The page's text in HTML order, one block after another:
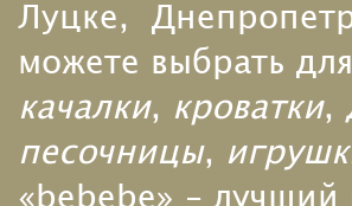
Луцке,
можете выбрать
качалки, кроватки,
песочницы,
«bebebe» - лучший